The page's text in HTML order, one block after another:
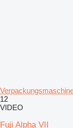
12
VIDEO
Fuji Alpha VII